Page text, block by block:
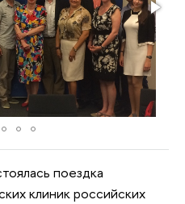
поездка
клиник российских